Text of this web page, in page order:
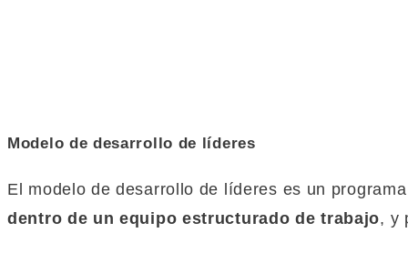
Modelo de desarrollo de líderes
El modelo de desarrollo de líderes es un
dentro de un equipo estructurado de trabajo, y